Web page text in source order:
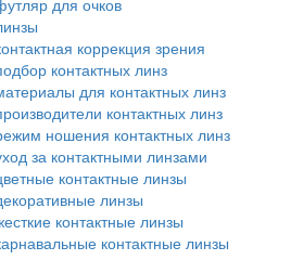
для очков
коррекция зрения
контактных линз
для контактных линз
контактных линз
ношения контактных линз
за контактными линзами
контактные линзы
линзы
контактные линзы
контактные линзы